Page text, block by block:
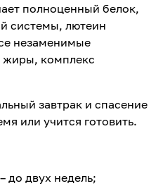
полноценный белок,
системы, лютеин
незаменимые
жиры, комплекс
завтрак и спасение
или учится готовить.
до двух недель;